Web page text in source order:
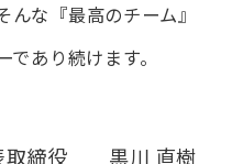
な​『最高の​チーム』
あり続けます。
取締役 黒川 直樹